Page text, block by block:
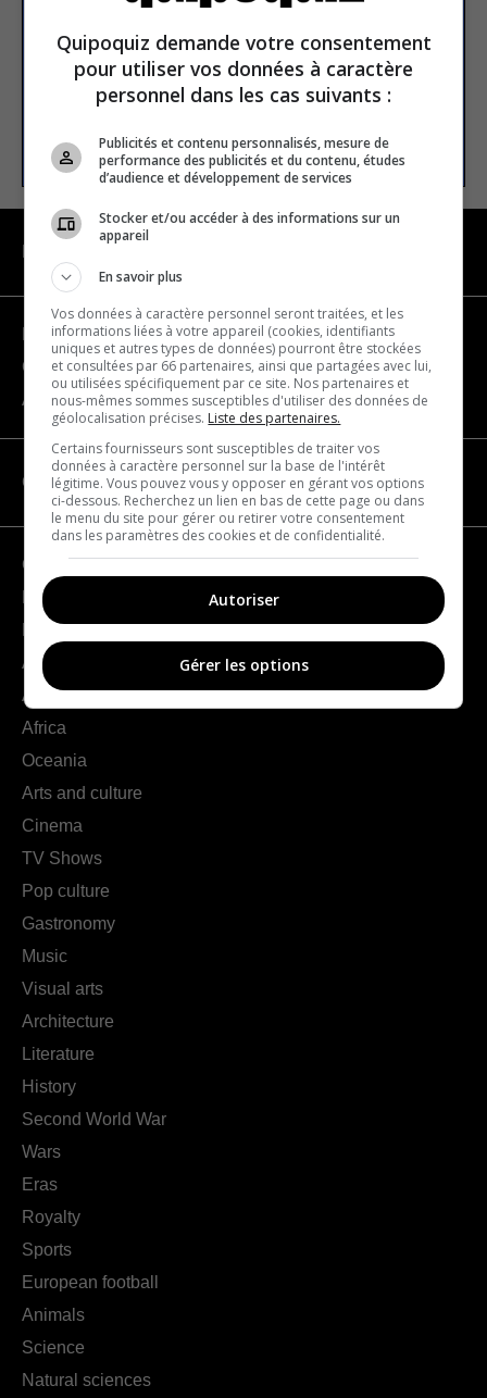
Email address
SUBSCRIBE
Become a partner
Contact us
About us
CATEGORIES
Geography
France
Europe
Americas
Asia
Africa
Oceania
Arts and culture
Cinema
TV Shows
Pop culture
Gastronomy
Music
Visual arts
Architecture
Literature
History
Second World War
Wars
Eras
Royalty
Sports
European football
Animals
Science
Natural sciences
Quipoquiz demande votre consentement
pour utiliser vos données à caractère
personnel dans les cas suivants :
Publicités et contenu personnalisés, mesure de
performance des publicités et du contenu, études
d’audience et développement de services
Stocker et/ou accéder à des informations sur un
appareil
En savoir plus
Vos données à caractère personnel seront traitées, et les
informations liées à votre appareil (cookies, identifiants
uniques et autres types de données) pourront être stockées
et consultées par 66 partenaires, ainsi que partagées avec lui,
ou utilisées spécifiquement par ce site. Nos partenaires et
nous-mêmes sommes susceptibles d'utiliser des données de
géolocalisation précises. Liste des partenaires.
Certains fournisseurs sont susceptibles de traiter vos
données à caractère personnel sur la base de l'intérêt
légitime. Vous pouvez vous y opposer en gérant vos options
ci-dessous. Recherchez un lien en bas de cette page ou dans
le menu du site pour gérer ou retirer votre consentement
dans les paramètres des cookies et de confidentialité.
Autoriser
Gérer les options